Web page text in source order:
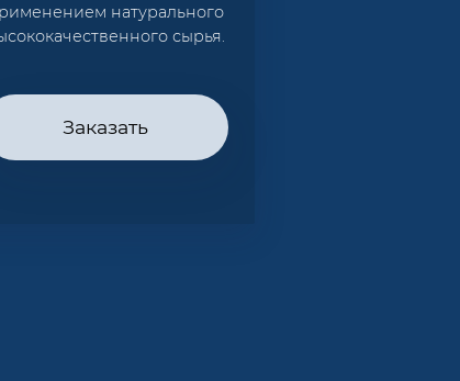
натурального
сырья.
Заказать